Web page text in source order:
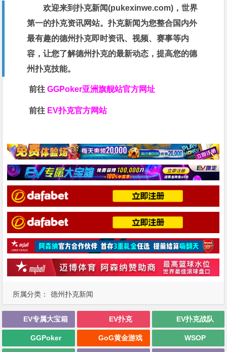
所属分类： 德州扑克新闻
欢迎来到扑克新闻(pukexinwe.com)，世界
第一的扑克资讯网站。扑克新闻为您整合国内外
最有趣的德州扑克即时资讯、视频、赛事等内
容，让您了解德州扑克的最新动态，提高您的德
州扑克技能。
前往GGPoker亚洲旗舰站官方网址
前往 EV扑克官方网站
EV专属大宝箱 EV扑克 EV扑克战队
GGPoker GoG黄金游戏 WSOP